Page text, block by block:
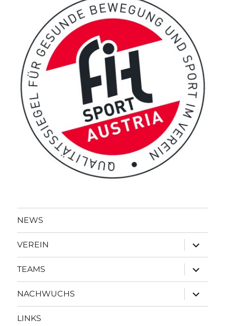
NEWS
VEREIN
öffnen
TEAMS
öffnen
NACHWUCHS
öffnen
LINKS